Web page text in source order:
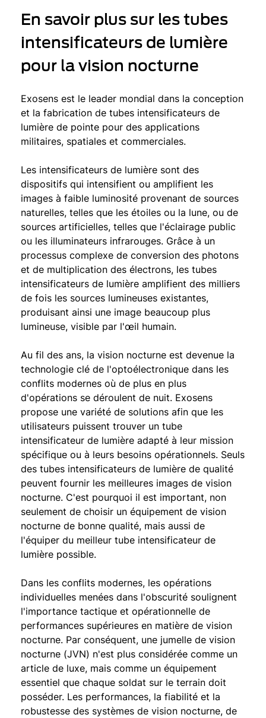
En savoir plus sur les tubes
intensificateurs de lumière
pour la vision nocturne
Exosens est le leader mondial dans la conception
et la fabrication de tubes intensificateurs de
lumière de pointe pour des applications
militaires, spatiales et commerciales.
Les intensificateurs de lumière sont des
dispositifs qui intensifient ou amplifient les
images à faible luminosité provenant de sources
naturelles, telles que les étoiles ou la lune, ou de
sources artificielles, telles que l'éclairage public
ou les illuminateurs infrarouges. Grâce à un
processus complexe de conversion des photons
et de multiplication des électrons, les tubes
intensificateurs de lumière amplifient des milliers
de fois les sources lumineuses existantes,
produisant ainsi une image beaucoup plus
lumineuse, visible par l'œil humain.
Au fil des ans, la vision nocturne est devenue la
technologie clé de l'optoélectronique dans les
conflits modernes où de plus en plus
d'opérations se déroulent de nuit. Exosens
propose une variété de solutions afin que les
utilisateurs puissent trouver un tube
intensificateur de lumière adapté à leur mission
spécifique ou à leurs besoins opérationnels. Seuls
des tubes intensificateurs de lumière de qualité
peuvent fournir les meilleures images de vision
nocturne. C'est pourquoi il est important, non
seulement de choisir un équipement de vision
nocturne de bonne qualité, mais aussi de
l'équiper du meilleur tube intensificateur de
lumière possible.
Dans les conflits modernes, les opérations
individuelles menées dans l'obscurité soulignent
l'importance tactique et opérationnelle de
performances supérieures en matière de vision
nocturne. Par conséquent, une jumelle de vision
nocturne (JVN) n'est plus considérée comme un
article de luxe, mais comme un équipement
essentiel que chaque soldat sur le terrain doit
posséder. Les performances, la fiabilité et la
robustesse des systèmes de vision nocturne, de